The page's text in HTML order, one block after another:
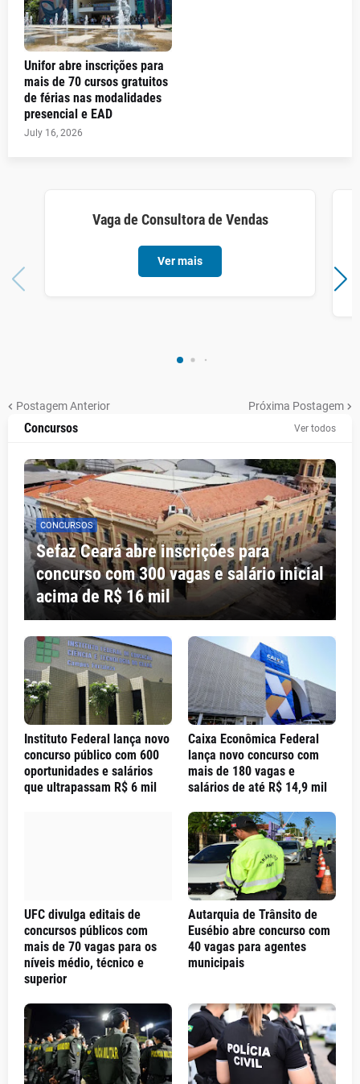
Unifor abre inscrições para
mais de 70 cursos gratuitos
de férias nas modalidades
presencial e EAD
July 16, 2026
Vaga de Consultora de Vendas
Ver mais
Postagem Anterior Próxima Postagem
Concursos Ver todos
CONCURSOS
Sefaz Ceará abre inscrições para
concurso com 300 vagas e salário inicial
acima de R$ 16 mil
Instituto Federal lança novo
concurso público com 600
oportunidades e salários
que ultrapassam R$ 6 mil
Caixa Econômica Federal
lança novo concurso com
mais de 180 vagas e
salários de até R$ 14,9 mil
UFC divulga editais de
concursos públicos com
mais de 70 vagas para os
níveis médio, técnico e
superior
Autarquia de Trânsito de
Eusébio abre concurso com
40 vagas para agentes
municipais